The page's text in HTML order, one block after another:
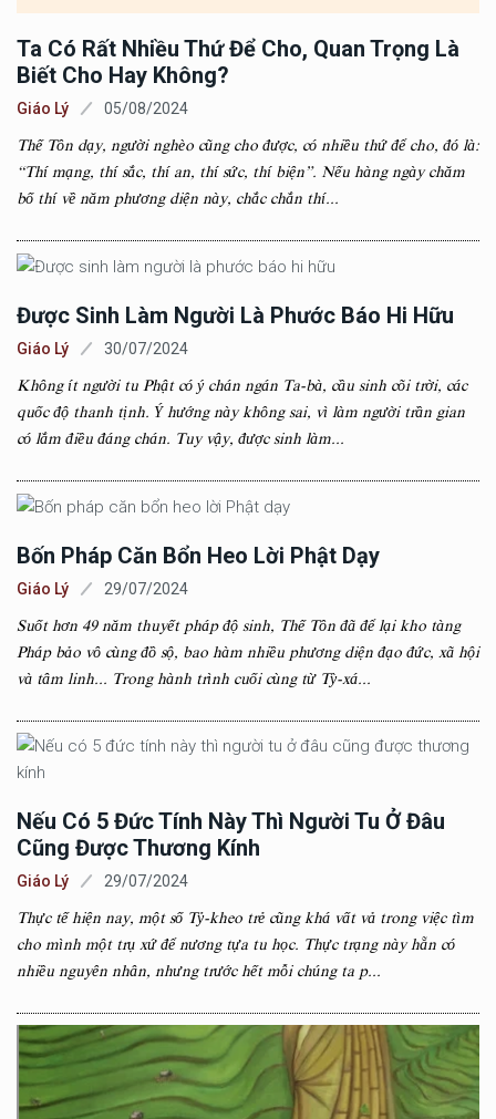
Ta Có Rất Nhiều Thứ Để Cho, Quan Trọng Là
Biết Cho Hay Không?
Giáo Lý 05/08/2024
Thế Tôn dạy, người nghèo cũng cho được, có nhiều thứ để cho, đó là:
“Thí mạng, thí sắc, thí an, thí sức, thí biện”. Nếu hàng ngày chăm
bố thí về năm phương diện này, chắc chắn thí...
Được Sinh Làm Người Là Phước Báo Hi Hữu
Giáo Lý 30/07/2024
Không ít người tu Phật có ý chán ngán Ta-bà, cầu sinh cõi trời, các
quốc độ thanh tịnh. Ý hướng này không sai, vì làm người trần gian
có lắm điều đáng chán. Tuy vậy, được sinh làm...
Bốn Pháp Căn Bổn Heo Lời Phật Dạy
Giáo Lý 29/07/2024
Suốt hơn 49 năm thuyết pháp độ sinh, Thế Tôn đã để lại kho tàng
Pháp bảo vô cùng đồ sộ, bao hàm nhiều phương diện đạo đức, xã hội
và tâm linh... Trong hành trình cuối cùng từ Tỳ-xá...
Nếu Có 5 Đức Tính Này Thì Người Tu Ở Đâu
Cũng Được Thương Kính
Giáo Lý 29/07/2024
Thực tế hiện nay, một số Tỷ-kheo trẻ cũng khá vất vả trong việc tìm
cho mình một trụ xứ để nương tựa tu học. Thực trạng này hẵn có
nhiều nguyên nhân, nhưng trước hết mỗi chúng ta p...